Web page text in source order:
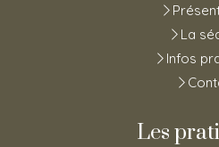
La
Infos
Les